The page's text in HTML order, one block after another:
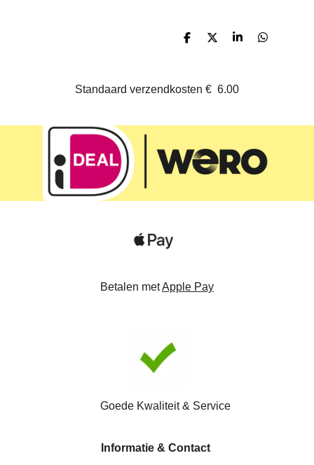
D
n
D
S
e
D
Standaard verzendkosten € 6.00
Betalen metApple Pay
Goede Kwaliteit & Service
Informatie & Contact